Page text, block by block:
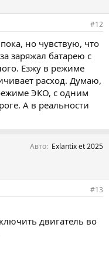
#12
но чувствую, что
заряжал батарею с
Езжу в режиме
расход. Думаю,
ЭКО, с одним
А в реальности
Авто Exlantix et 2025
#13
двигатель во